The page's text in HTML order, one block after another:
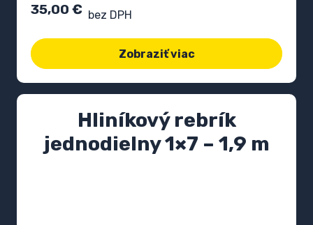
35,00 € bez DPH
Zobraziť viac
Hliníkový rebrík
jednodielny 1×7 – 1,9 m